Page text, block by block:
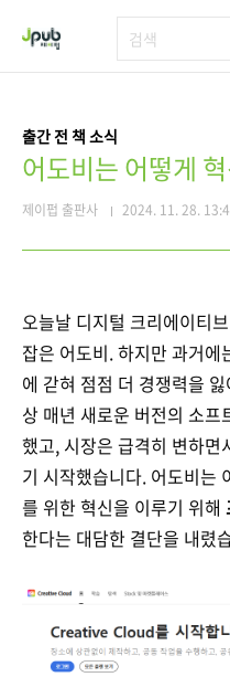
출간 전 책 소식
어도비는 어떻게
제이펍 출판사 2024. 11. 28.
오늘날 디지털 크리에이티
잡은 어도비. 하지만 과거
에 갇혀 점점 더 경쟁력을
상 매년 새로운 버전의 소
했고, 시장은 급격히 변하면
기 시작했습니다. 어도비는
를 위한 혁신을 이루기 위해
한다는 대담한 결단을 내렸